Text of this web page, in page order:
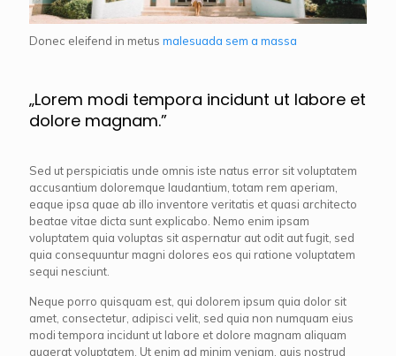
Donec eleifend in metus malesuada sem a massa
„Lorem modi tempora incidunt ut labore et
dolore magnam.”
Sed ut perspiciatis unde omnis iste natus error sit voluptatem
accusantium doloremque laudantium, totam rem aperiam,
eaque ipsa quae ab illo inventore veritatis et quasi architecto
beatae vitae dicta sunt explicabo. Nemo enim ipsam
voluptatem quia voluptas sit aspernatur aut odit aut fugit, sed
quia consequuntur magni dolores eos qui ratione voluptatem
sequi nesciunt.
Neque porro quisquam est, qui dolorem ipsum quia dolor sit
amet, consectetur, adipisci velit, sed quia non numquam eius
modi tempora incidunt ut labore et dolore magnam aliquam
quaerat voluptatem. Ut enim ad minim veniam, quis nostrud